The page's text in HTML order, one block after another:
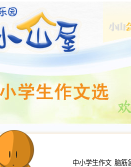
中小学生作文 脑筋